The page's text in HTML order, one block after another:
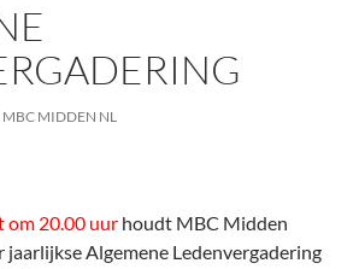
MBC MIDDEN NL
om 20.00 uur houdt MBC Midden
jaarlijkse Algemene Ledenvergadering